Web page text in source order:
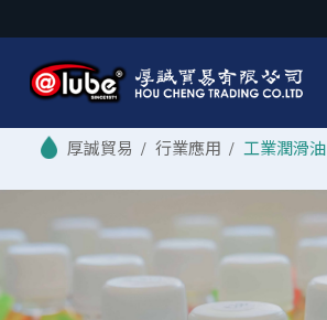
/ 行業應用 / 工業潤滑油